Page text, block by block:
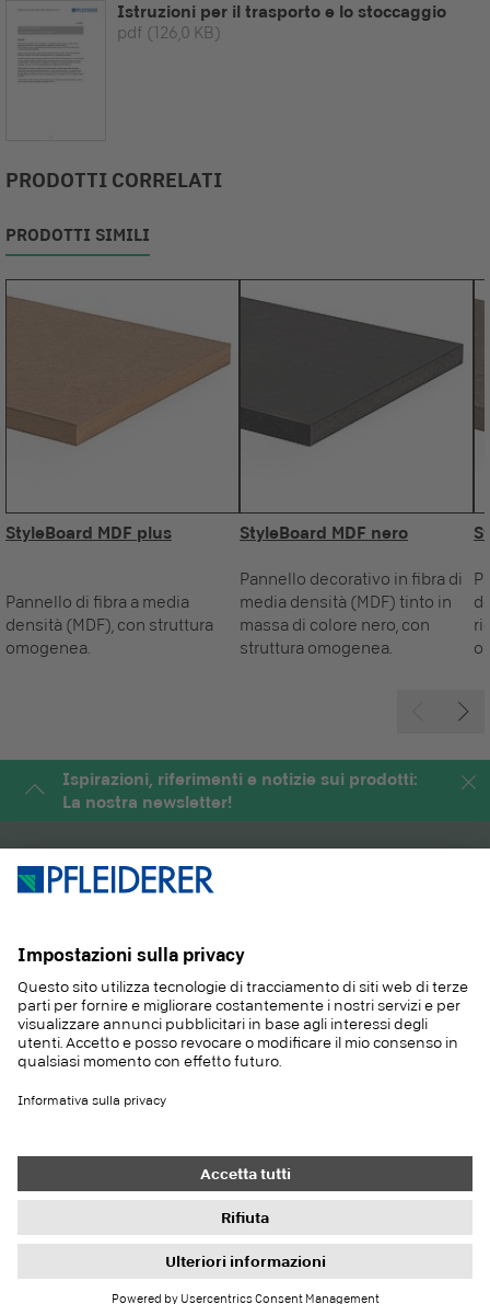
Istruzioni per il trasporto e lo stoccaggio
pdf (126,0 KB)
PRODOTTI CORRELATI
PRODOTTI SIMILI
StyleBoard MDF plus
Pannello di fibra a media
densità (MDF), con struttura
omogenea.
StyleBoard MDF nero
Pannello decorativo in fibra di
media densità (MDF) tinto in
massa di colore nero, con
struttura omogenea.
Ispirazioni, riferimenti e notizie sui prodotti:
La nostra newsletter!
PRODOTTI
APPLICAZIONI
SOSTENIBILITA
SERVIZIO
CONTATTO
Contatto Acquisti
Colofone
Impostazioni di protezione dei dati
Doveri di informazione
Condizioni generali Newsletter
© 2026